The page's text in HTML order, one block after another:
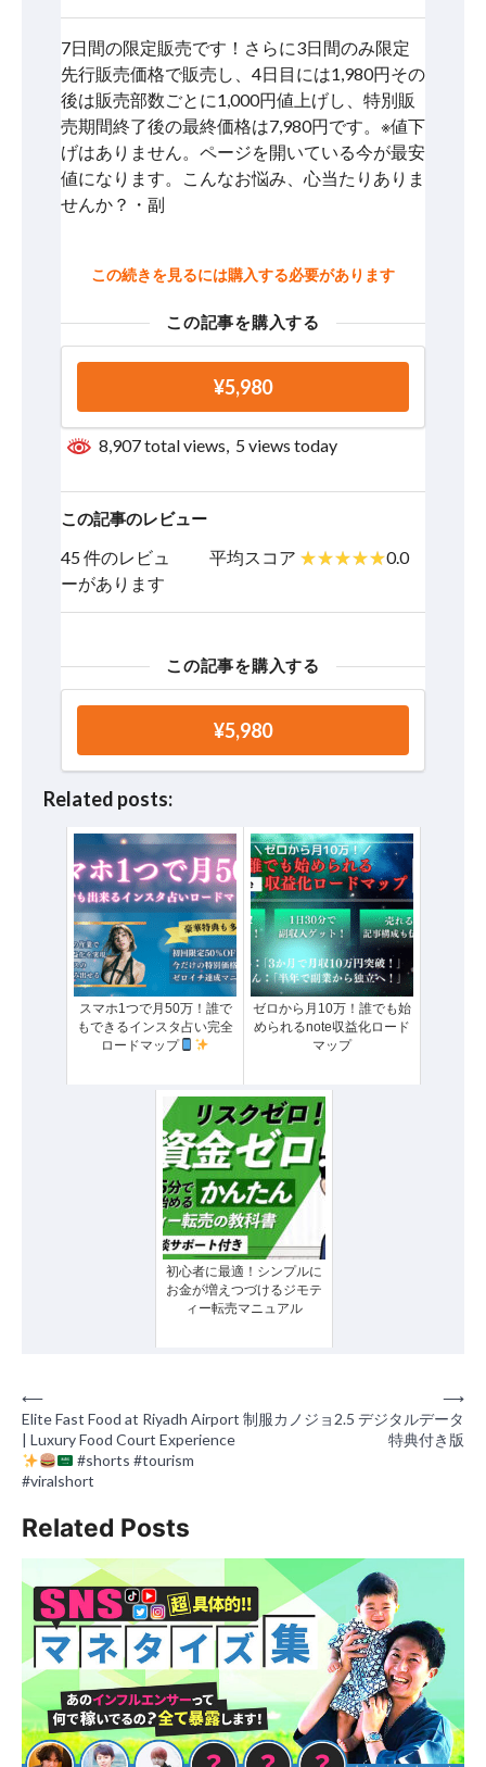
7日間の限定販売です！さらに3日間のみ限定
先行販売価格で販売し、4日目には1,980円その
後は販売部数ごとに1,000円値上げし、特別販
売期間終了後の最終価格は7,980円です。※値下
げはありません。ページを開いている今が最安
値になります。こんなお悩み、心当たりありま
せんか？・副
この続きを見るには購入する必要があります
この記事を購入する
¥5,980
8,907 total views, 5 views today
この記事のレビュー
45 件のレビュ
ーがあります
平均スコア 0.0
この記事を購入する
¥5,980
Related posts:
スマホ1つで月50万！誰で
もできるインスタ占い完全
ロードマップ
ゼロから月10万！誰でも始
められるnote収益化ロード
マップ
初心者に最適！シンプルに
お金が増えつづけるジモテ
ィー転売マニュアル
投
稿
ナ
ゲ
ー
シ
ョ
ン
⟵
Elite Fast Food at Riyadh Airport
| Luxury Food Court Experience
#shorts #tourism
#viralshort
制服カノジョ2.5 デジタルデータ
特典付き版
⟶
Related Posts